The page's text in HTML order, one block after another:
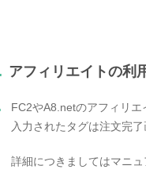
アフィリエイトの利
FC2やA8.netのアフィリエ
入力されたタグは注文完
詳細につきましてはマニュ